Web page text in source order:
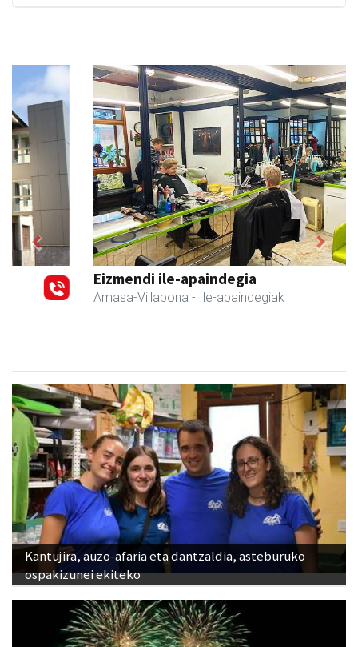
Eizmendi ile-apaindegia
Amasa-Villabona - Ile-apaindegiak
Previous Next
Kantujira, auzo-afaria eta dantzaldia, asteburuko
ospakizunei ekiteko